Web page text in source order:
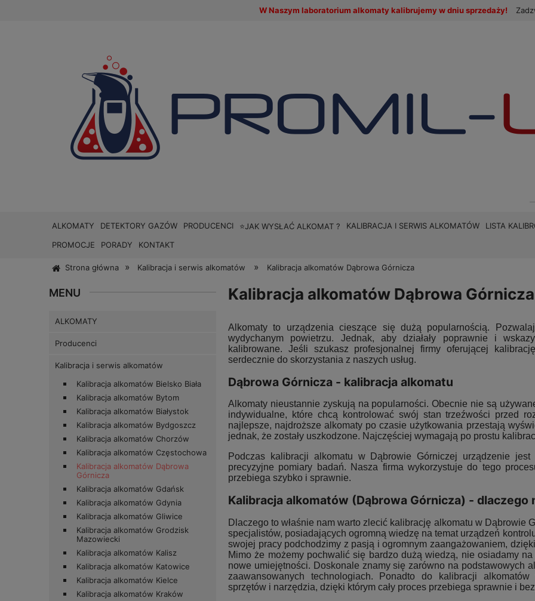
W Naszym laboratorium alkomaty kalibrujemy w dniu sprzedaży!
ALKOMATY DETEKTORY GAZÓW PRODUCENCI ⭐JAK WYSŁAĆ ALKOMAT ? KALIBRACJA I SERWIS ALKOMATÓW LISTA
PROMOCJE
PORADY KONTAKT
Strona główna » Kalibracja i serwis alkomatów » Kalibracja alkomatów Dąbrowa Górnicza
MENU
ALKOMATY
Producenci
Kalibracja i serwis alkomatów
Kalibracja alkomatów Bielsko Biała
Kalibracja alkomatów Bytom
Kalibracja alkomatów Białystok
Kalibracja alkomatów Bydgoszcz
Kalibracja alkomatów Chorzów
Kalibracja alkomatów Częstochowa
Kalibracja alkomatów Dąbrowa
Górnicza
Kalibracja alkomatów Gdańsk
Kalibracja alkomatów Gdynia
Kalibracja alkomatów Gliwice
Kalibracja alkomatów Grodzisk
Mazowiecki
Kalibracja alkomatów Kalisz
Kalibracja alkomatów Katowice
Kalibracja alkomatów Kielce
Kalibracja alkomatów Kraków
Kalibracja alkomatów Dąbrowa Górnicza
Alkomaty to urządzenia cieszące się dużą popularnością.
wydychanym powietrzu. Jednak, aby działały poprawnie i
kalibrowane. Jeśli szukasz profesjonalnej firmy oferującej
serdecznie do skorzystania z naszych usług.
Dąbrowa Górnicza - kalibracja alkomatu
Alkomaty nieustannie zyskują na popularności. Obecnie nie są
indywidualne, które chcą kontrolować swój stan trzeźwości przed
najlepsze, najdroższe alkomaty po czasie użytkowania przestają
jednak, że zostały uszkodzone. Najczęściej wymagają po prostu
Podczas kalibracji alkomatu w Dąbrowie Górniczej urządzenie
precyzyjne pomiary badań. Nasza firma wykorzystuje do tego
przebiega szybko i sprawnie.
Kalibracja alkomatów (Dąbrowa Górnicza) - dlaczego
Dlaczego to właśnie nam warto zlecić kalibrację alkomatu w Dąbrowie
specjalistów, posiadających ogromną wiedzę na temat urządzeń
swojej pracy podchodzimy z pasją i ogromnym zaangażowaniem,
Mimo że możemy pochwalić się bardzo dużą wiedzą, nie osiadamy
nowe umiejętności. Doskonale znamy się zarówno na podstawowych
zaawansowanych technologiach. Ponadto do kalibracji
sprzętów i narzędzia, dzięki którym cały proces przebiega sprawnie i